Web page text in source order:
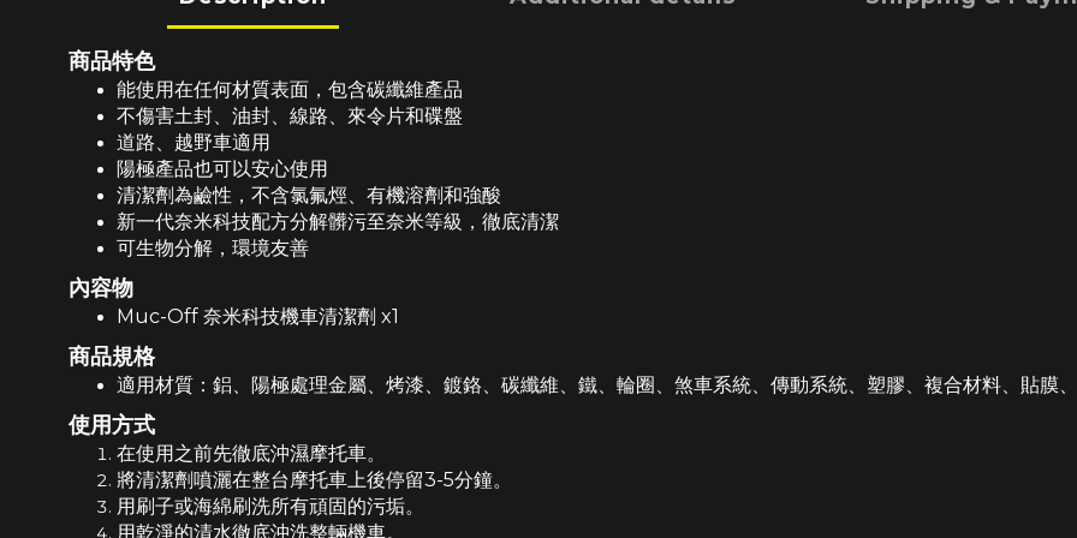
商品特色
能使用在任何材質表面，包含碳纖維產品
不傷害土封、油封、線路、來令片和碟盤
道路、越野車適用
陽極產品也可以安心使用
清潔劑為鹼性，不含氯氟烴、有機溶劑和強酸
新一代奈米科技配方分解髒污至奈米等級，徹底清潔
可生物分解，環境友善
內容物
Muc-Off 奈米科技機車清潔劑 x1
商品規格
適用材質：鋁、陽極處理金屬、烤漆、鍍鉻、碳纖維、鐵、輪圈、煞車系統、傳動系統、塑膠、複合材料、貼膜
使用方式
在使用之前先徹底沖濕摩托車。
將清潔劑噴灑在整台摩托車上後停留3-5分鐘。
用刷子或海綿刷洗所有頑固的污垢。
用乾淨的清水徹底沖洗整輛機車。